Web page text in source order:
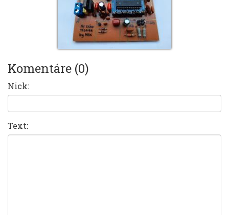
Komentáre (0)
Nick:
Text: